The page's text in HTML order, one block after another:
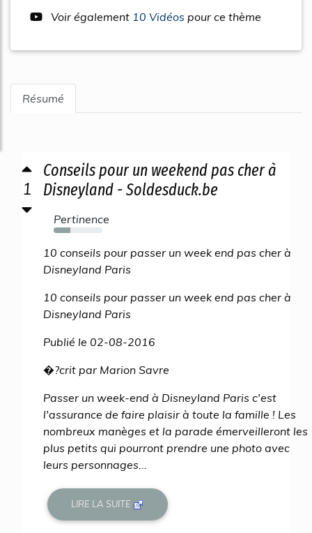
Voir également 10 Vidéos pour ce thème
Résumé
1
Conseils pour un weekend pas cher à
Disneyland - Soldesduck.be
Pertinence
34%
10 conseils pour passer un week end pas cher à
Disneyland Paris
10 conseils pour passer un week end pas cher à
Disneyland Paris
Publié le 02-08-2016
�?crit par Marion Savre
Passer un week-end à Disneyland Paris c'est
l'assurance de faire plaisir à toute la famille ! Les
nombreux manèges et la parade émerveilleront les
plus petits qui pourront prendre une photo avec
leurs personnages...
LIRE LA SUITE